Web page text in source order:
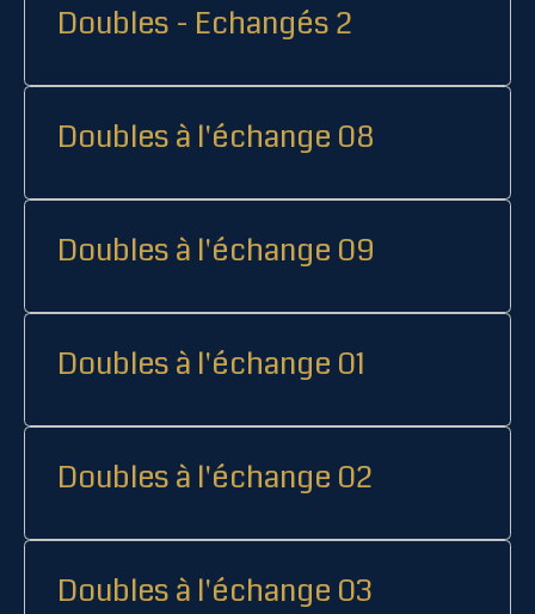
Doubles - Echangés 2
Doubles à l'échange 08
Doubles à l'échange 09
Doubles à l'échange 01
Doubles à l'échange 02
Doubles à l'échange 03